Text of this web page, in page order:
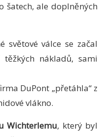
šatech, ale doplněných
světové válce se začal
nákladů, sami
DuPont „přetáhla“ z
vlákno.
Wichterlemu, který byl